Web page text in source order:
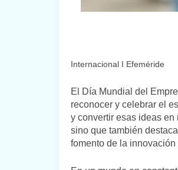
Internacional I Efeméride
El Día Mundial del
reconocer y celebrar el
y convertir esas ideas
sino que también
fomento de la innovación